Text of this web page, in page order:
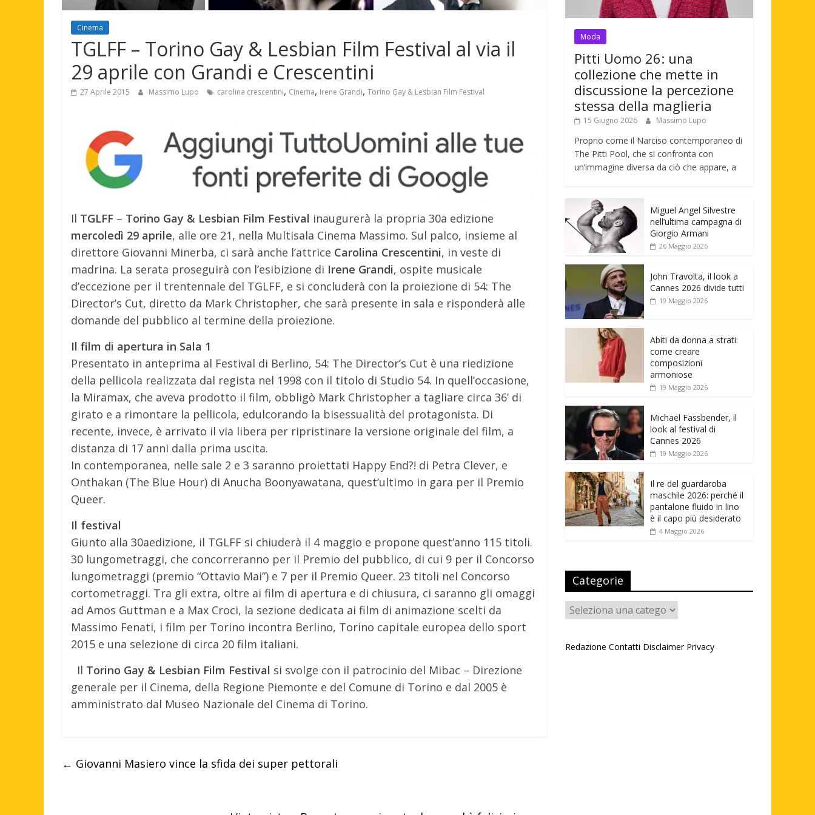
Cinema
TGLFF – Torino Gay & Lesbian Film Festival al via il
29 aprile con Grandi e Crescentini
27 Aprile 2015 Massimo Lupo carolina crescentini, Cinema, Irene Grandi, Torino Gay & Lesbian Film Festival
Il TGLFF – Torino Gay & Lesbian Film Festival inaugurerà la propria 30a edizione
mercoledì 29 aprile, alle ore 21, nella Multisala Cinema Massimo. Sul palco, insieme al
direttore Giovanni Minerba, ci sarà anche l’attrice Carolina Crescentini, in veste di
madrina. La serata proseguirà con l’esibizione di Irene Grandi, ospite musicale
d’eccezione per il trentennale del TGLFF, e si concluderà con la proiezione di 54: The
Director’s Cut, diretto da Mark Christopher, che sarà presente in sala e risponderà alle
domande del pubblico al termine della proiezione.
Il film di apertura in Sala 1
Presentato in anteprima al Festival di Berlino, 54: The Director’s Cut è una riedizione
della pellicola realizzata dal regista nel 1998 con il titolo di Studio 54. In quell’occasione,
la Miramax, che aveva prodotto il film, obbligò Mark Christopher a tagliare circa 36’ di
girato e a rimontare la pellicola, edulcorando la bisessualità del protagonista. Di
recente, invece, è arrivato il via libera per ripristinare la versione originale del film, a
distanza di 17 anni dalla prima uscita.
In contemporanea, nelle sale 2 e 3 saranno proiettati Happy End?! di Petra Clever, e
Onthakan (The Blue Hour) di Anucha Boonyawatana, quest’ultimo in gara per il Premio
Queer.
Il festival
Giunto alla 30aedizione, il TGLFF si chiuderà il 4 maggio e propone quest’anno 115 titoli.
30 lungometraggi, che concorreranno per il Premio del pubblico, di cui 9 per il Concorso
lungometraggi (premio “Ottavio Mai”) e 7 per il Premio Queer. 23 titoli nel Concorso
cortometraggi. Tra gli extra, oltre ai film di apertura e di chiusura, ci saranno gli omaggi
ad Amos Guttman e a Max Croci, la sezione dedicata ai film di animazione scelti da
Massimo Fenati, i film per Torino incontra Berlino, Torino capitale europea dello sport
2015 e una selezione di circa 20 film italiani.
Il Torino Gay & Lesbian Film Festival si svolge con il patrocinio del Mibac – Direzione
generale per il Cinema, della Regione Piemonte e del Comune di Torino e dal 2005 è
amministrato dal Museo Nazionale del Cinema di Torino.
← Giovanni Masiero vince la sfida dei super pettorali
Moda
Pitti Uomo 26: una
collezione che mette in
discussione la percezione
stessa della maglieria
15 Giugno 2026 Massimo Lupo
Proprio come il Narciso contemporaneo di
The Pitti Pool, che si confronta con
un’immagine diversa da ciò che appare, a
Miguel Angel Silvestre
nell’ultima campagna di
Giorgio Armani
26 Maggio 2026
John Travolta, il look a
Cannes 2026 divide tutti
19 Maggio 2026
Abiti da donna a strati:
come creare
composizioni
armoniose
19 Maggio 2026
Michael Fassbender, il
look al festival di
Cannes 2026
19 Maggio 2026
Il re del guardaroba
maschile 2026: perché il
pantalone fluido in lino
è il capo più desiderato
4 Maggio 2026
Categorie
Categorie
Redazione Contatti Disclaimer Privacy